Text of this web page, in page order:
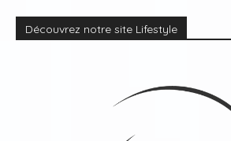
Découvrez notre site Lifestyle